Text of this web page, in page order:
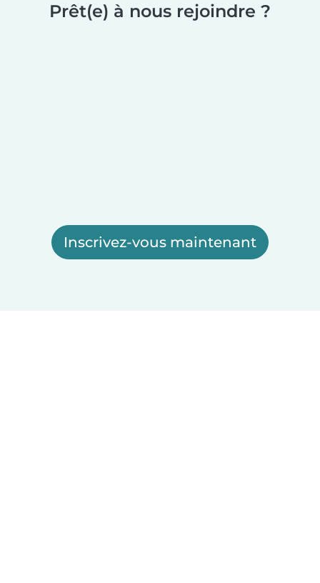
Prêt(e) à nous rejoindre ?
Inscrivez-vous maintenant